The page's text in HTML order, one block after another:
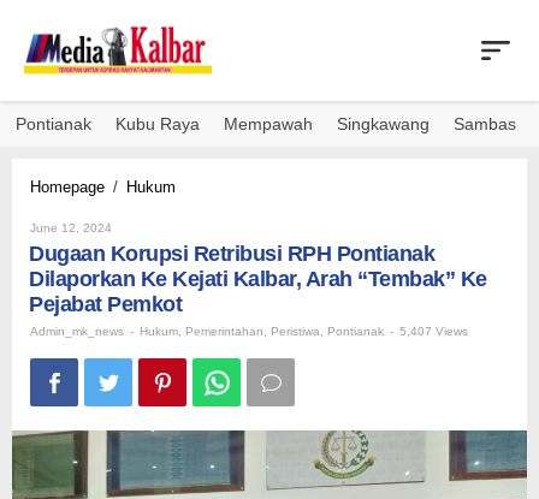
content
Pontianak Kubu Raya Mempawah Singkawang Sambas
Homepage / Hukum
RPH
Pontianak
Dilaporkan
Ke
Kejati
Kalbar,
Arah
"Tembak"
Pejabat
Pemkot
June 12, 2024
Dugaan Korupsi Retribusi RPH Pontianak
Dilaporkan Ke Kejati Kalbar, Arah “Tembak” Ke
Pejabat Pemkot
Admin_mk_news - Hukum Pemerintahan Peristiwa Pontianak - 5,407 Views